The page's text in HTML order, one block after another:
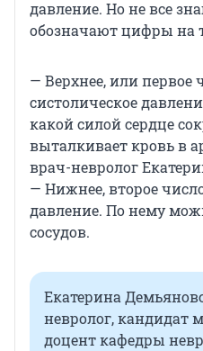
давление. Но не все
обозначают цифры на
— Верхнее, или первое
систолическое
какой силой сердце
выталкивает кровь в
врач-невролог
— Нижнее, второе
давление. По нему
сосудов.
Екатерина
невролог, кандидат
доцент кафедры